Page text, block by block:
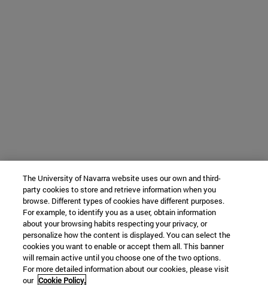
The University of Navarra website uses our own and third-
party cookies to store and retrieve information when you
browse. Different types of cookies have different purposes.
For example, to identify you as a user, obtain information
about your browsing habits respecting your privacy, or
personalize how the content is displayed. You can select the
cookies you want to enable or accept them all. This banner
will remain active until you choose one of the two options.
For more detailed information about our cookies, please visit
our Cookie Policy.